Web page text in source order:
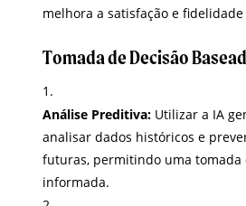
melhora a satisfação e
Tomada de Decisão
Análise Preditiva: Utilizar a IA
analisar dados históricos e
futuras, permitindo uma tomada
informada.